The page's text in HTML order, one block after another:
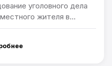
уголовного дела
жителя в...